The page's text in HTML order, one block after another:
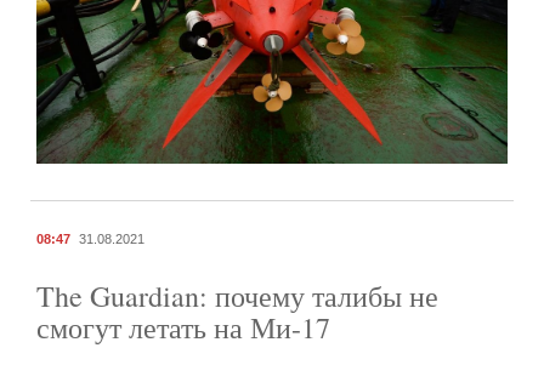
08:47 31.08.2021
The Guardian: почему талибы не
смогут летать на Ми-17